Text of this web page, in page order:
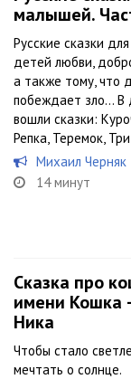
малышей.
Русские сказки
детей любви,
а также тому, что
побеждает зло… В
вошли сказки:
Репка, Теремок,
Михаил Черняк
14 минут
Сказка про
имени Кошка
Ника
Чтобы стало
мечтать о солнце.